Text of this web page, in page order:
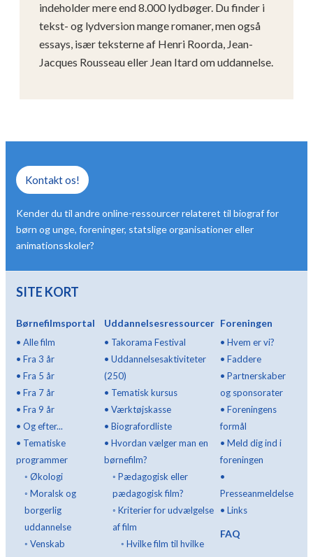
indeholder mere end 8.000 lydbøger. Du finder i
tekst- og lydversion mange romaner, men også
essays, især teksterne af Henri Roorda, Jean-
Jacques Rousseau eller Jean Itard om uddannelse.
Kontakt os!
Kender du til andre online-ressourcer relateret til biograf for
børn og unge, foreninger, statslige organisationer eller
animationsskoler?
SITE KORT
Børnefilmsportal
• Alle film
• Fra 3 år
• Fra 5 år
• Fra 7 år
• Fra 9 år
• Og efter...
• Tematiske
programmer
◦ Økologi
◦ Moralsk og
borgerlig
uddannelse
◦ Venskab
Uddannelsesressourcer
• Takorama Festival
• Uddannelsesaktiviteter
(250)
• Tematisk kursus
• Værktøjskasse
• Biografordliste
• Hvordan vælger man en
børnefilm?
◦ Pædagogisk eller
pædagogisk film?
◦ Kriterier for udvælgelse
af film
◦ Hvilke film til hvilke
Foreningen
•Hvem er vi?
•Faddere
•Partnerskaber
og sponsorater
•Foreningens
formål
•Meld dig ind i
foreningen
•
Presseanmeldelse
•Links
FAQ